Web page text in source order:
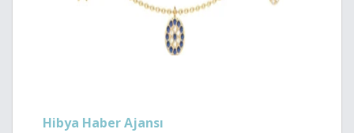
Hibya Haber Ajansı